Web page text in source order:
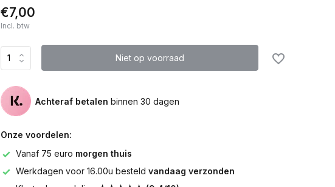
€7,00
Incl. btw
Niet op voorraad
Achteraf betalen binnen 30 dagen
Onze voordelen:
Vanaf 75 euro morgen thuis
Werkdagen voor 16.00u besteld vandaag verzonden